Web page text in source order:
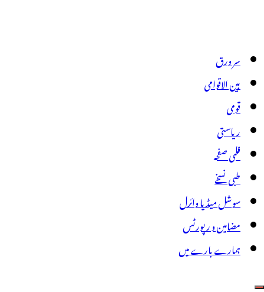
سر ورق
بین الاقوامی
قومی
ریاستی
فلمی صفحہ
طبی نسخے
سوشل میڈیا وائرل
مضامین و رپورٹس
ہمارے بارے میں